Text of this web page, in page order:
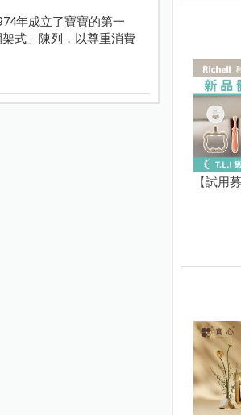
年成立了寶寶的第一
式」陳列，以尊重消費
【試用